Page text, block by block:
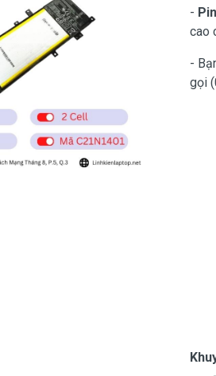
chính
Pro
-
cao
-
gọi